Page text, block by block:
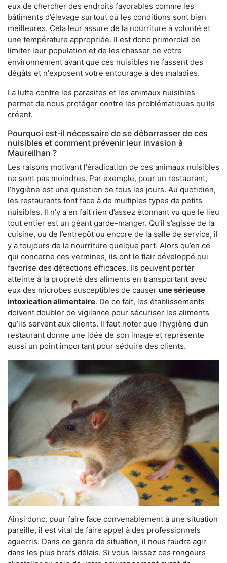
eux de chercher des endroits favorables comme les
bâtiments d’élevage surtout où les conditions sont bien
meilleures. Cela leur assure de la nourriture à volonté et
une température appropriée. Il est donc primordial de
limiter leur population et de les chasser de votre
environnement avant que ces nuisibles ne fassent des
dégâts et n'exposent votre entourage à des maladies.
La lutte contre les parasites et les animaux nuisibles
permet de nous protéger contre les problématiques qu'ils
créent.
Pourquoi est-il nécessaire de se débarrasser de ces
nuisibles et comment prévenir leur invasion à
Maureilhan ?
Les raisons motivant l'éradication de ces animaux nuisibles
ne sont pas moindres. Par exemple, pour un restaurant,
l’hygiène est une question de tous les jours. Au quotidien,
les restaurants font face à de multiples types de petits
nuisibles. Il n’y a en fait rien d’assez étonnant vu que le lieu
tout entier est un géant garde-manger. Qu’il s’agisse de la
cuisine, ou de l’entrepôt ou encore de la salle de service, il
y a toujours de la nourriture quelque part. Alors qu’en ce
qui concerne ces vermines, ils ont le flair développé qui
favorise des détections efficaces. Ils peuvent porter
atteinte à la propreté des aliments en transportant avec
eux des microbes susceptibles de causer une sérieuse
intoxication alimentaire. De ce fait, les établissements
doivent doubler de vigilance pour sécuriser les aliments
qu’ils servent aux clients. Il faut noter que l’hygiène d’un
restaurant donne une idée de son image et représente
aussi un point important pour séduire des clients.
Ainsi donc, pour faire face convenablement à une situation
pareille, il est vital de faire appel à des professionnels
aguerris. Dans ce genre de situation, il nous faudra agir
dans les plus brefs délais. Si vous laissez ces rongeurs